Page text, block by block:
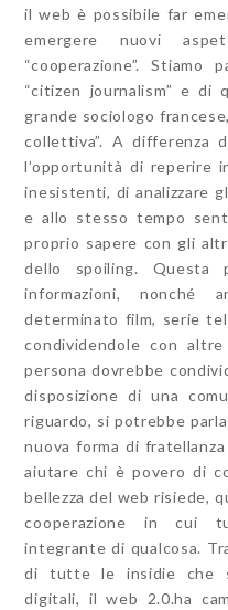
il web è possibile far
emergere nuovi
“cooperazione”.
“citizen journalism” e di
grande sociologo
collettiva”. A differenza
l’opportunità di reperire
inesistenti, di analizzare
e allo stesso tempo
proprio sapere con gli
dello spoiling. Questa
informazioni, nonché
determinato film, serie
condividendole con
persona dovrebbe
disposizione di una
riguardo, si potrebbe
nuova forma di
aiutare chi è povero di
bellezza del web risiede,
cooperazione in cui
integrante di qualcosa.
di tutte le insidie che
digitali, il web 2.0.ha